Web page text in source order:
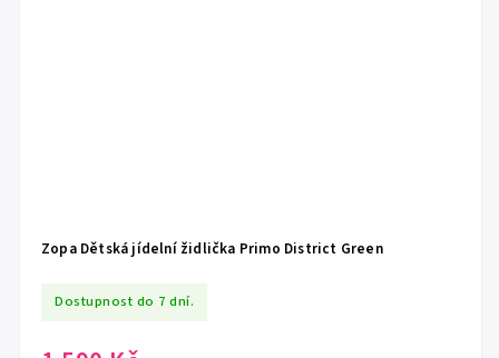
Zopa Dětská jídelní židlička Primo District Green
Dostupnost do 7 dní.